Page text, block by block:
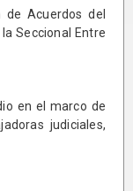
de Acuerdos del
Seccional Entre
en el marco de
judiciales,